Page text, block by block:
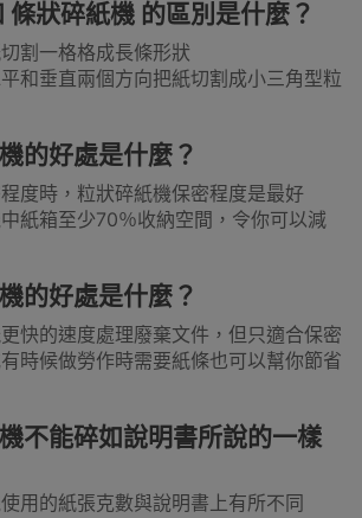
條狀碎紙機 的區別是什麼？
割一格格成長條形狀
和垂直兩個方向把紙切割成小三角型粒
的好處是什麼？
度時，粒狀碎紙機保密程度是最好
紙箱至少70％收納空間，令你可以減
的好處是什麼？
快的速度處理廢棄文件，但只適合保密
時候做勞作時需要紙條也可以幫你節省
不能碎如說明書所說的一樣
用的紙張克數與說明書上有所不同